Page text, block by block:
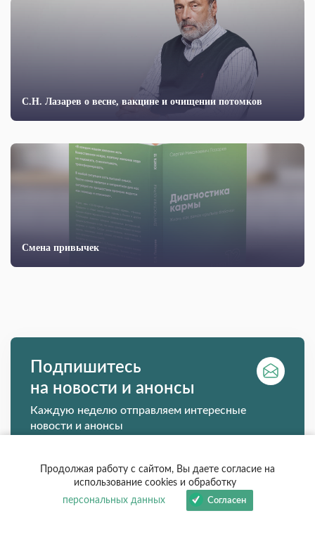
С.Н. Лазарев о весне, вакцине и очищении потомков
Смена привычек
Подпишитесь
на новости и анонсы
Каждую неделю отправляем интересные
новости и анонсы
Я согласен(на) на обработку моих персональных данных в
соответствии сполитикой конфиденциальности.
Продолжая работу с сайтом, Вы даете согласие на
использование cookies и обработку
персональных данных
Согласен